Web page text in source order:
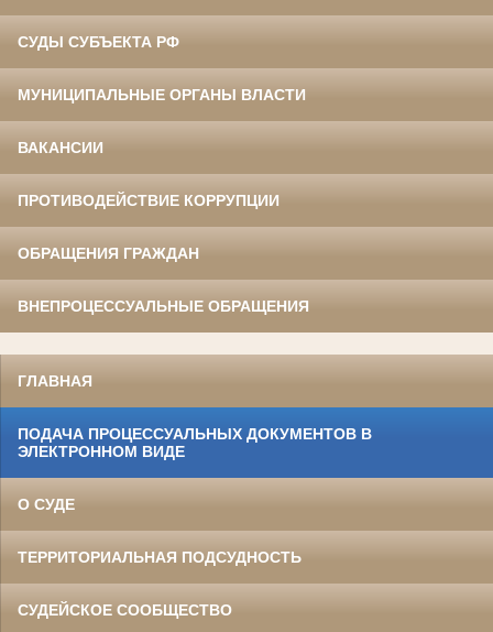
СУДЫ СУБЪЕКТА РФ
МУНИЦИПАЛЬНЫЕ ОРГАНЫ ВЛАСТИ
ВАКАНСИИ
ПРОТИВОДЕЙСТВИЕ КОРРУПЦИИ
ОБРАЩЕНИЯ ГРАЖДАН
ВНЕПРОЦЕССУАЛЬНЫЕ ОБРАЩЕНИЯ
ГЛАВНАЯ
ПОДАЧА ПРОЦЕССУАЛЬНЫХ ДОКУМЕНТОВ В
ЭЛЕКТРОННОМ ВИДЕ
О СУДЕ
ТЕРРИТОРИАЛЬНАЯ ПОДСУДНОСТЬ
СУДЕЙСКОЕ СООБЩЕСТВО